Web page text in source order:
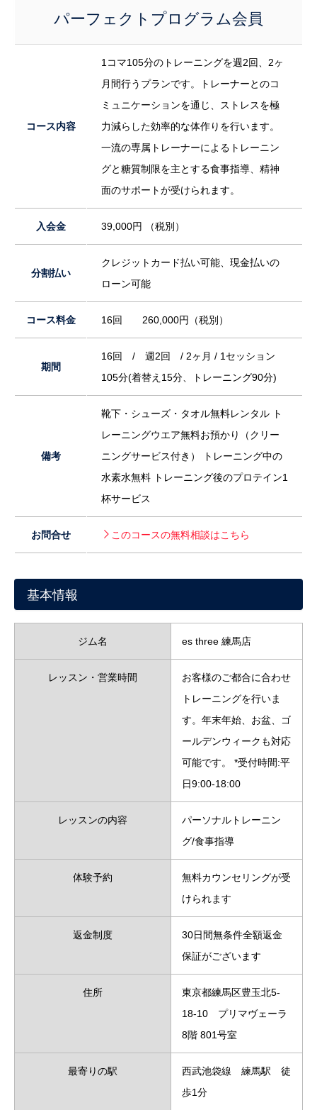
パーフェクトプログラム会員
コース内容
1コマ105分のトレーニングを週2回、2ヶ
月間行うプランです。トレーナーとのコ
ミュニケーションを通じ、ストレスを極
力減らした効率的な体作りを行います。
一流の専属トレーナーによるトレーニン
グと糖質制限を主とする食事指導、精神
面のサポートが受けられます。
入会金 39,000円 （税別）
分割払い
クレジットカード払い可能、現金払いの
ローン可能
コース料金 16回 260,000円（税別）
期間
16回 / 週2回 / 2ヶ月 / 1セッション
105分(着替え15分、トレーニング90分)
備考
靴下・シューズ・タオル無料レンタル ト
レーニングウエア無料お預かり（クリー
ニングサービス付き） トレーニング中の
水素水無料 トレーニング後のプロテイン1
杯サービス
お問合せ このコースの無料相談はこちら
基本情報
ジム名 es three 練馬店
レッスン・営業時間
お客様のご都合に合わせ
トレーニングを行いま
す。年末年始、お盆、ゴ
ールデンウィークも対応
可能です。 *受付時間:平
日9:00-18:00
レッスンの内容
パーソナルトレーニン
グ/食事指導
体験予約
無料カウンセリングが受
けられます
返金制度
30日間無条件全額返金
保証がございます
住所
東京都練馬区豊玉北5-
18-10 プリマヴェーラ
8階 801号室
最寄りの駅
西武池袋線 練馬駅 徒
歩1分